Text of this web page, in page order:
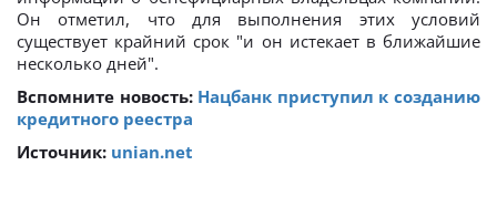
Он отметил, что для выполнения этих условий
существует крайний срок "и он истекает в ближайшие
несколько дней".
Вспомните новость: Нацбанк приступил к созданию
кредитного реестра
Источник: unian.net